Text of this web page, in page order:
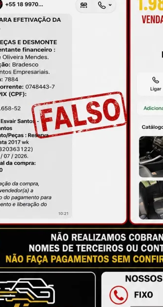
Capa Suporte Bateria Uno Mille 2004 A
2011 75217480 Direito
Em até 12x de R$ 2,13 no cartão
Duto